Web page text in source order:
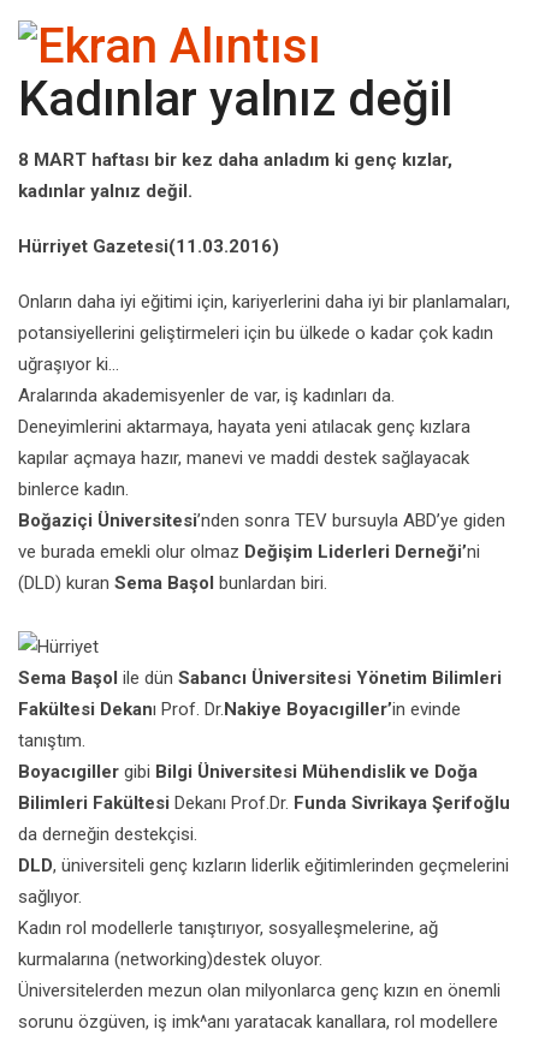
Kadınlar yalnız değil
8 MART haftası bir kez daha anladım ki genç kızlar,
kadınlar yalnız değil.
Hürriyet Gazetesi(11.03.2016)
Onların daha iyi eğitimi için, kariyerlerini daha iyi bir planlamaları,
potansiyellerini geliştirmeleri için bu ülkede o kadar çok kadın
uğraşıyor ki…
Aralarında akademisyenler de var, iş kadınları da.
Deneyimlerini aktarmaya, hayata yeni atılacak genç kızlara
kapılar açmaya hazır, manevi ve maddi destek sağlayacak
binlerce kadın.
Boğaziçi Üniversitesi’nden sonra TEV bursuyla ABD’ye giden
ve burada emekli olur olmaz Değişim Liderleri Derneği’ni
(DLD) kuran Sema Başol bunlardan biri.
Sema Başol ile dün Sabancı Üniversitesi Yönetim Bilimleri
Fakültesi Dekanı Prof. Dr.Nakiye Boyacıgiller’in evinde
tanıştım.
Boyacıgiller gibi Bilgi Üniversitesi Mühendislik ve Doğa
Bilimleri Fakültesi Dekanı Prof.Dr. Funda Sivrikaya Şerifoğlu
da derneğin destekçisi.
DLD, üniversiteli genç kızların liderlik eğitimlerinden geçmelerini
sağlıyor.
Kadın rol modellerle tanıştırıyor, sosyalleşmelerine, ağ
kurmalarına (networking)destek oluyor.
Üniversitelerden mezun olan milyonlarca genç kızın en önemli
sorunu özgüven, iş imk^anı yaratacak kanallara, rol modellere